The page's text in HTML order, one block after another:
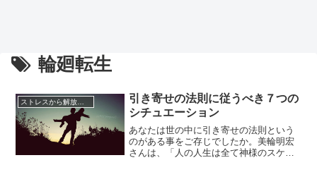
輪廻転生
ストレスから解放させる方法
引き寄せの法則に従うべき７つの
シチュエーション
あなたは世の中に引き寄せの法則という
のがある事をご存じでしたか。美輪明宏
さんは、「人の人生は全て神様のスケジ